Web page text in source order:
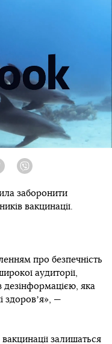
TelegramViber
заборонити
вакцинації.
про безпечність
аудиторії,
яка
здоровʼя», —
залишаться